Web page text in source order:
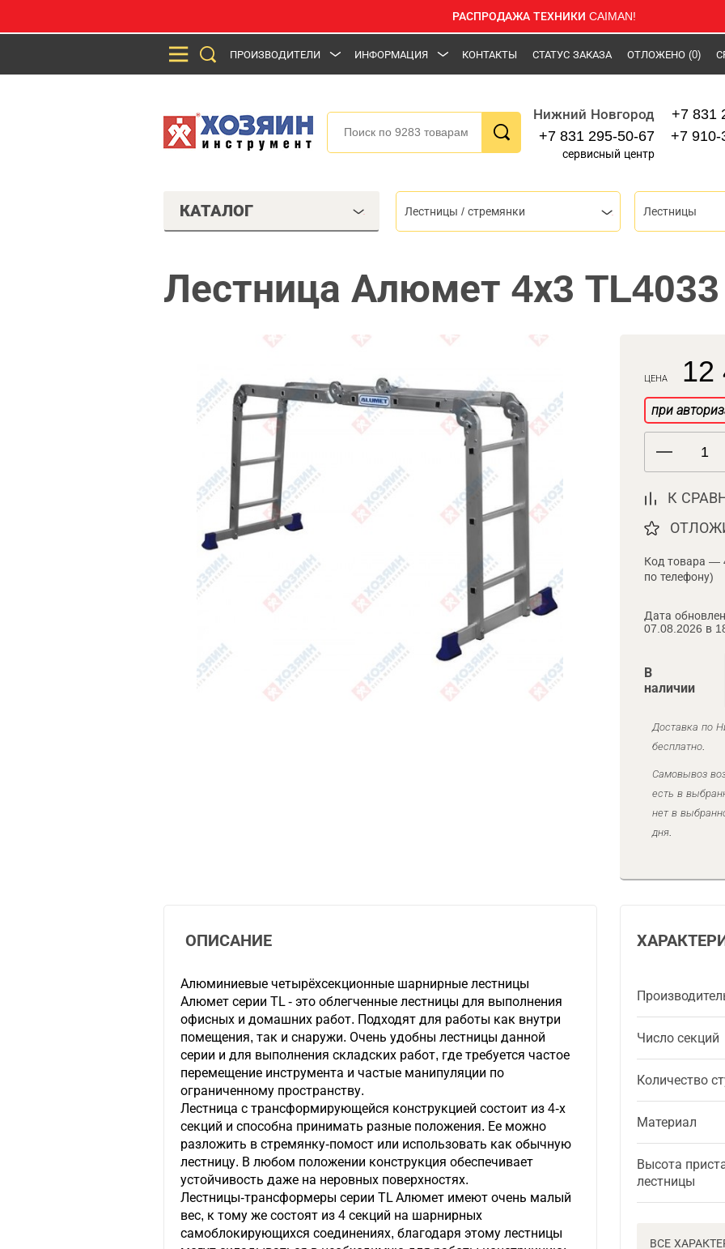
РАСПРОДАЖА ТЕХНИКИ CAIMAN!
ПРОИЗВОДИТЕЛИ ИНФОРМАЦИЯ КОНТАКТЫ СТАТУС ЗАКАЗА ОТЛОЖЕНО (0)
Нижний Новгород
+7 831 295-50-67
сервисный центр
+7 831
+7 910-
КАТАЛОГ Лестницы / стремянки Лестницы
Лестница Алюмет 4х3 TL4033
ЦЕНА 12
при
К
Код товара —
по телефону)
Дата
07.08.2026 в
В
наличии
Доставка по
бесплатно.
Самовывоз
есть в
нет в
дня.
Число секций
Количество
Материал
Высота
лестницы
ВСЕ
ОПИСАНИЕ
Алюминиевые четырёхсекционные шарнирные лестницы
Алюмет серии TL - это облегченные лестницы для выполнения
офисных и домашних работ. Подходят для работы как внутри
помещения, так и снаружи. Очень удобны лестницы данной
серии и для выполнения складских работ, где требуется частое
перемещение инструмента и частые манипуляции по
ограниченному пространству.
Лестница с трансформирующейся конструкцией состоит из 4-х
секций и способна принимать разные положения. Ее можно
разложить в стремянку-помост или использовать как обычную
лестницу. В любом положении конструкция обеспечивает
устойчивость даже на неровных поверхностях.
Лестницы-трансформеры серии ТL Алюмет имеют очень малый
вес, к тому же состоят из 4 секций на шарнирных
самоблокирующихся соединениях, благодаря этому лестницы